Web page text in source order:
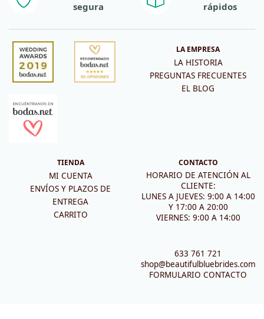
segura
rápidos
LA EMPRESA
LA HISTORIA
PREGUNTAS FRECUENTES
EL BLOG
TIENDA
MI CUENTA
ENVÍOS Y PLAZOS DE
ENTREGA
CARRITO
CONTACTO
HORARIO DE ATENCIÓN AL
CLIENTE:
LUNES A JUEVES: 9:00 A 14:00
Y 17:00 A 20:00
VIERNES: 9:00 A 14:00
633 761 721
shop@beautifulbluebrides.com
FORMULARIO CONTACTO